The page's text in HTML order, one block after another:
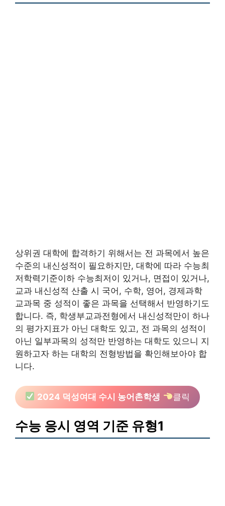
상위권 대학에 합격하기 위해서는 전 과목에서 높은
수준의 내신성적이 필요하지만, 대학에 따라 수능최
저학력기준이하 수능최저이 있거나, 면접이 있거나,
교과 내신성적 산출 시 국어, 수학, 영어, 경제과학
교과목 중 성적이 좋은 과목을 선택해서 반영하기도
합니다. 즉, 학생부교과전형에서 내신성적만이 하나
의 평가지표가 아닌 대학도 있고, 전 과목의 성적이
아닌 일부과목의 성적만 반영하는 대학도 있으니 지
원하고자 하는 대학의 전형방법을 확인해보아야 합
니다.
2024 덕성여대 수시 농어촌학생 클릭
수능 응시 영역 기준 유형1